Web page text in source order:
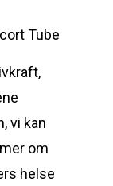
vi kan
om
helse